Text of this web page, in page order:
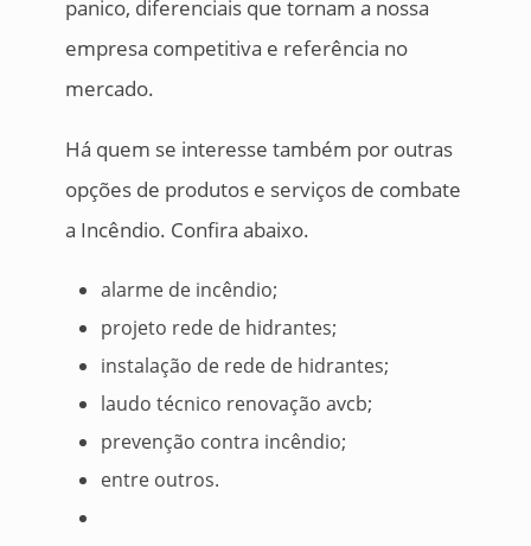
panico, diferenciais que tornam a nossa
empresa competitiva e referência no
mercado.
Há quem se interesse também por outras
opções de produtos e serviços de combate
a Incêndio. Confira abaixo.
alarme de incêndio;
projeto rede de hidrantes;
instalação de rede de hidrantes;
laudo técnico renovação avcb;
prevenção contra incêndio;
entre outros.